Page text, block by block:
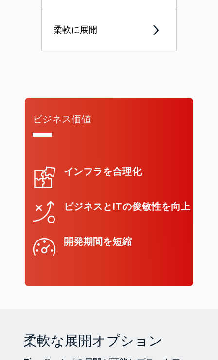
柔軟に展開
ビジネス価値
インフラを合理化
ビジネスとITの俊敏性を向上
開発期間を短縮
柔軟な展開オプション